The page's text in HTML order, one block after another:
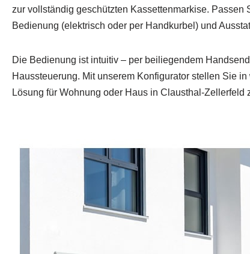
zur vollständig geschützten Kassettenmarkise. Passen
Bedienung (elektrisch oder per Handkurbel) und
Die Bedienung ist intuitiv – per beiliegendem
Haussteuerung. Mit unserem Konfigurator stellen Sie
Lösung für Wohnung oder Haus in Clausthal-Zellerfeld